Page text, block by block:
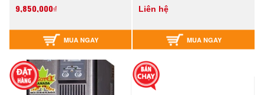
9,850,000₫
MUA NGAY
Liên hệ
MUA NGAY